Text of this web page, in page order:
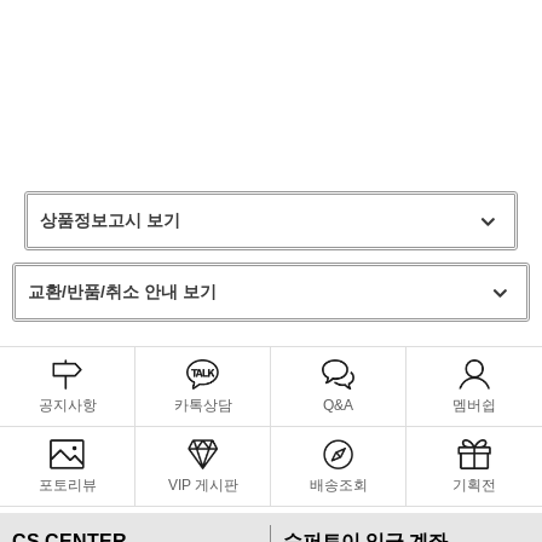
상품정보고시 보기
교환/반품/취소 안내 보기
공지사항 카톡상담 Q&A 멤버쉽
포토리뷰 VIP 게시판 배송조회 기획전